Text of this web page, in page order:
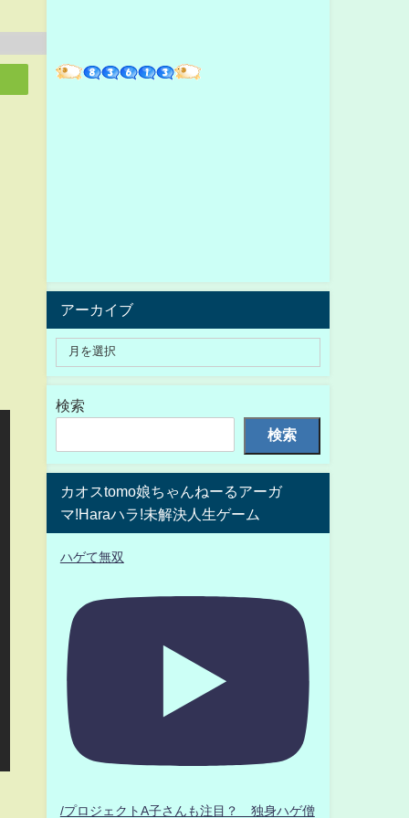
アーカイブ
検索
検索
カオスtomo娘ちゃんねーるアーガ
マ!Haraハラ!未解決人生ゲーム
ハゲて無双
/プロジェクトA子さんも注目？ 独身ハゲ僧